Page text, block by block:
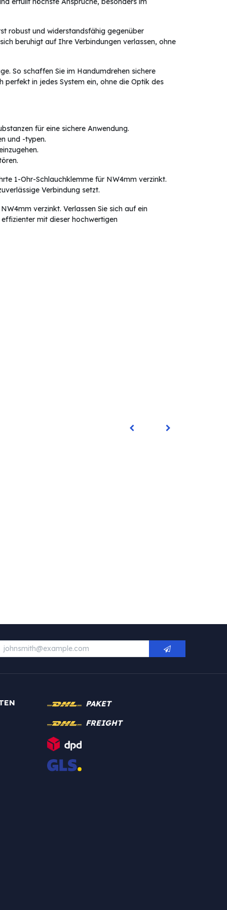
robust und widerstandsfähig gegenüber
beruhigt auf Ihre Verbindungen verlassen, ohne
So schaffen Sie im Handumdrehen sichere
perfekt in jedes System ein, ohne die Optik des
für eine sichere Anwendung.
und -typen.
1-Ohr-Schlauchklemme für NW4mm verzinkt.
Verbindung setzt.
verzinkt. Verlassen Sie sich auf ein
mit dieser hochwertigen
PAKET
FREIGHT